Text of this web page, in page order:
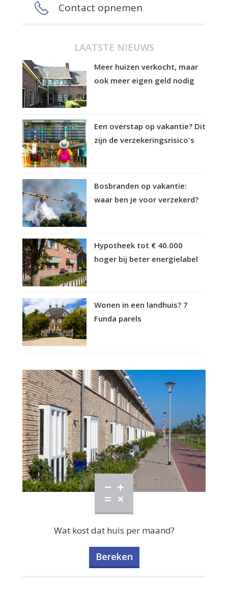
Contact opnemen
LAATSTE NIEUWS
Meer huizen verkocht, maar
ook meer eigen geld nodig
Een overstap op vakantie? Dit
zijn de verzekeringsrisico's
Bosbranden op vakantie:
waar ben je voor verzekerd?
Hypotheek tot € 40.000
hoger bij beter energielabel
Wonen in een landhuis? 7
Funda parels
Wat kost dat huis per maand?
Bereken